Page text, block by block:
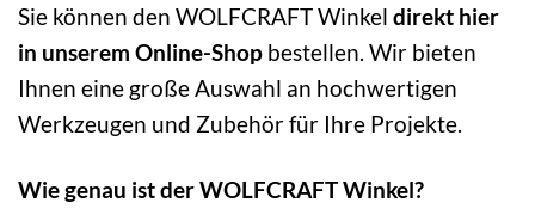
Sie können den WOLFCRAFT Winkel direkt hier
in unserem Online-Shop bestellen. Wir bieten
Ihnen eine große Auswahl an hochwertigen
Werkzeugen und Zubehör für Ihre Projekte.
Wie genau ist der WOLFCRAFT Winkel?